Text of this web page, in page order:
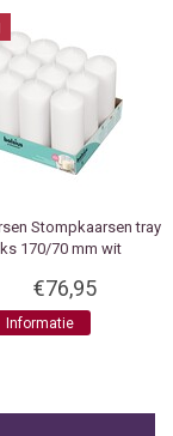
Stompkaarsen tray
170/70 mm wit
€76,95
Informatie